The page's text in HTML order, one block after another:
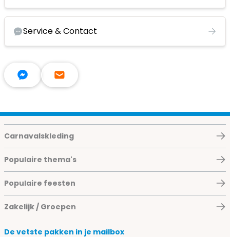
Service & Contact
Carnavalskleding
Populaire thema's
Populaire feesten
Zakelijk / Groepen
De vetste pakken in je mailbox